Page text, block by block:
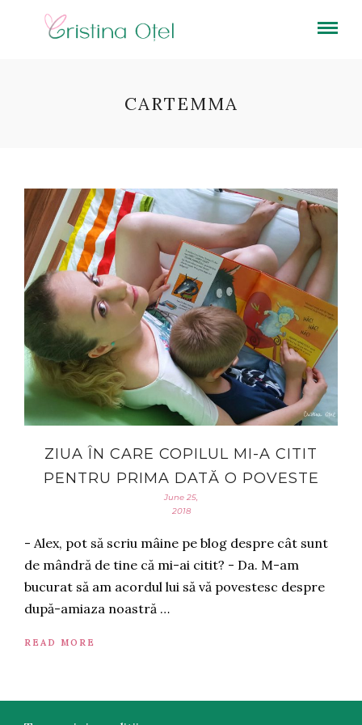
CARTEMMA
ZIUA ÎN CARE COPILUL MI-A CITIT
PENTRU PRIMA DATĂ O POVESTE
June 25,
2018
- Alex, pot să scriu mâine pe blog despre cât sunt
de mândră de tine că mi-ai citit? - Da. M-am
bucurat să am acordul lui să vă povestesc despre
după-amiaza noastră …
READ MORE